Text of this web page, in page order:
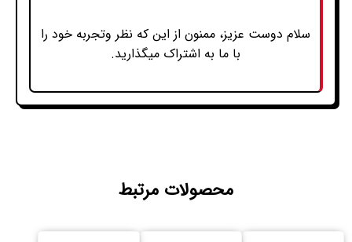
سلام دوست عزیز، ممنون از این که نظر وتجربه خود را
با ما به اشتراک میگذارید.
محصولات مرتبط